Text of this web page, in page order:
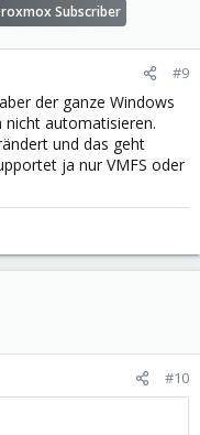
Subscriber
#9
der ganze Windows
automatisieren.
und das geht
ja nur VMFS oder
#10